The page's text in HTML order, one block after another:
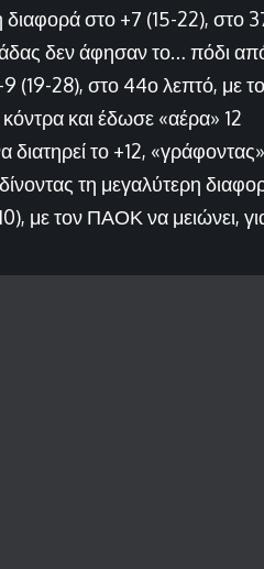
διαφορά στο +7 (15-22), στο
δεν άφησαν το… πόδι
(19-28), στο 44ο λεπτό, με
και έδωσε «αέρα» 12
το +12, «γράφοντας»
τη μεγαλύτερη
με τον ΠΑΟΚ να μειώνει,